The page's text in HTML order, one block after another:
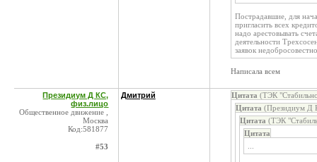
Пострадавшие, для
пригласить всех
надо арестовывать
деятельности
заявок
Написала всем
Президиум Д КС,
физ.лицо
Общественное движение ,
Москва
Код:581877
#53
Дмитрий Цитата (ТЭК
Цитата (Президиум Д
Цитата (ТЭК
Цитата